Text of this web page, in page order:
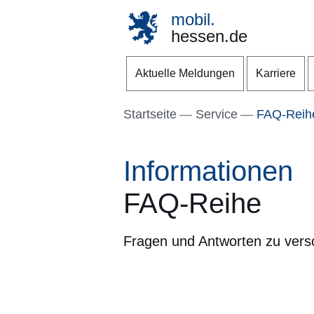
Direkt zum Kopf der
Direkt zum Inhalt
Direkt zum Fuß der
mobil.
hessen.de
Aktuelle Meldungen Karriere
Startseite Service FAQ-
Informationen
FAQ-Reihe
Fragen und Antworten zu